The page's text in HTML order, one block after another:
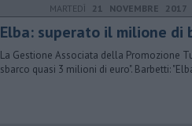
MARTEDÌ 21 NOVEMBRE 2017
Elba: superato il milione
La Gestione Associata della Promozione
sbarco quasi 3 milioni di euro". Barbetti: